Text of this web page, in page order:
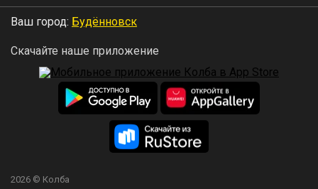
Ваш город: Будённовск
Скачайте наше приложение
2026 © Колба